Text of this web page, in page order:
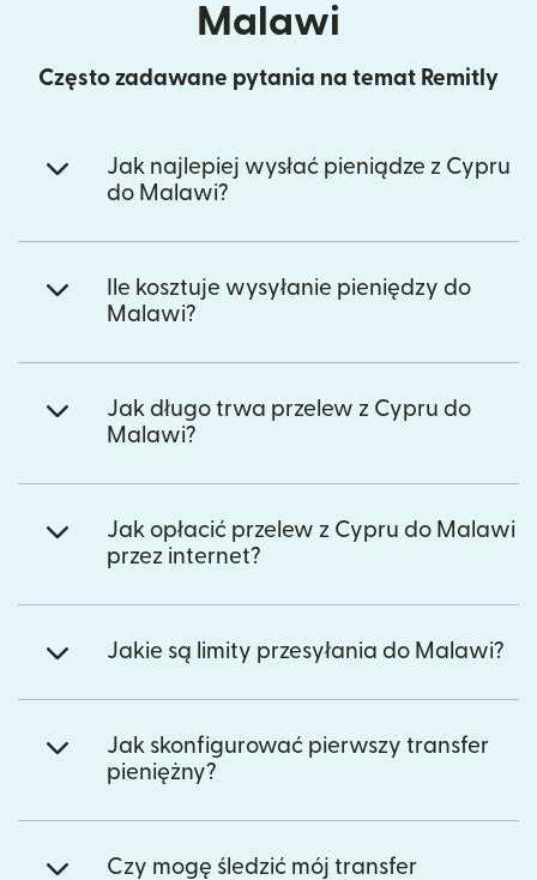
Malawi
Często zadawane pytania na temat Remitly
Jak najlepiej wysłać pieniądze z Cypru
do Malawi?
Ile kosztuje wysyłanie pieniędzy do
Malawi?
Jak długo trwa przelew z Cypru do
Malawi?
Jak opłacić przelew z Cypru do Malawi
przez internet?
Jakie są limity przesyłania do Malawi?
Jak skonfigurować pierwszy transfer
pieniężny?
Czy mogę śledzić mój transfer